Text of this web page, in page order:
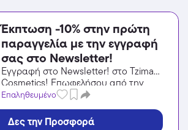
Έκπτωση -10% στην πρώτη
παραγγελία με την εγγραφή
σας στο Newsletter!
Εγγραφή στο Newsletter! στο Tzimas
Cosmetics! Επωφελήσου από την
προσφορά σε Προσωπική Φροντίδα /
Καλλυντικά του Tzimas Cosmetics και
κέρδισε από τις εκπτώσεις!
Επαληθευμένο
Δες την Προσφορά